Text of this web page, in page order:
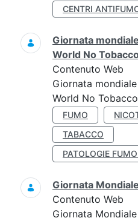
CENTRI
Giornata
World No
Contenuto Web
Giornata
World No
FUMO
TABACCO
PATOLOGIE
Giornata
Contenuto Web
Giornata